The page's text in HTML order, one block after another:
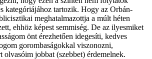
kategóriájához tartozik. Hogy az Orbán-
meghatalmazottja a múlt héten
ehhöz képest semmiség. De az ilyesmiket
önt érezhetően idegesíti, kedves
gorombaságokkal viszonozni,
olvasóim jobbat (szebbet) érdemelnek.